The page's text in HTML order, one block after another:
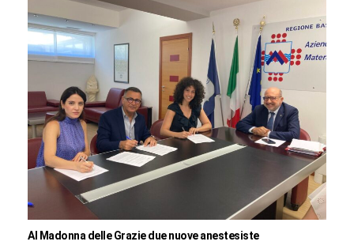
Al Madonna delle Grazie due nuove anestesiste